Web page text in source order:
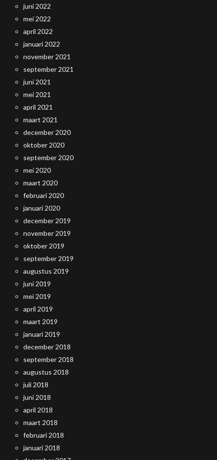
juni 2022
mei 2022
april 2022
januari 2022
november 2021
september 2021
juni 2021
mei 2021
april 2021
maart 2021
december 2020
oktober 2020
september 2020
mei 2020
maart 2020
februari 2020
januari 2020
december 2019
november 2019
oktober 2019
september 2019
augustus 2019
juni 2019
mei 2019
april 2019
maart 2019
januari 2019
december 2018
september 2018
augustus 2018
juli 2018
juni 2018
april 2018
maart 2018
februari 2018
januari 2018